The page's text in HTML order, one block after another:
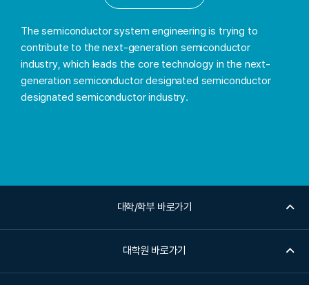
The semiconductor system engineering is trying to
contribute to the next-generation semiconductor
industry, which leads the core technology in the next-
generation semiconductor designated semiconductor
designated semiconductor industry.
대학/학부 바로가기
대학원 바로가기